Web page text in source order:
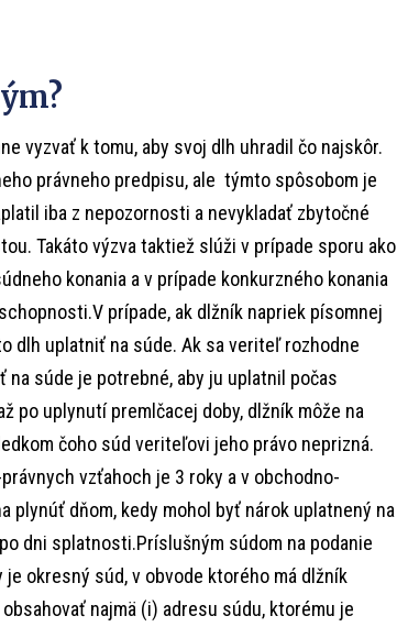
vyzvať k tomu, aby svoj dlh uhradil čo najskôr.
právneho predpisu, ale týmto spôsobom je
iba z nepozornosti a nevykladať zbytočné
Takáto výzva taktiež slúži v prípade sporu ako
konania a v prípade konkurzného konania
prípade, ak dlžník napriek písomnej
dlh uplatniť na súde. Ak sa veriteľ rozhodne
súde je potrebné, aby ju uplatnil počas
po uplynutí premlčacej doby, dlžník môže na
čoho súd veriteľovi jeho právo neprizná.
vzťahoch je 3 roky a v obchodno-
plynúť dňom, kedy mohol byť nárok uplatnený na
dni splatnosti.Príslušným súdom na podanie
okresný súd, v obvode ktorého má dlžník
najmä (i) adresu súdu, ktorému je